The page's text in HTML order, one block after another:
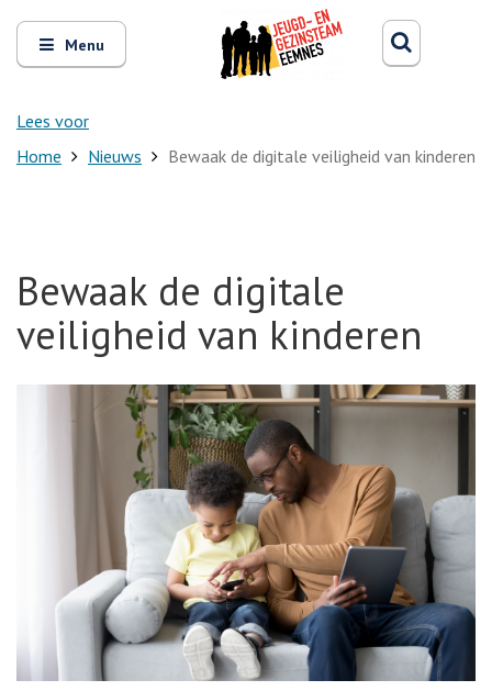
Open
en
sluit
Menu
Lees voor
Zoeken
Home Nieuws Bewaak de digitale veiligheid van kinderen
Bewaak de digitale
veiligheid van kinderen